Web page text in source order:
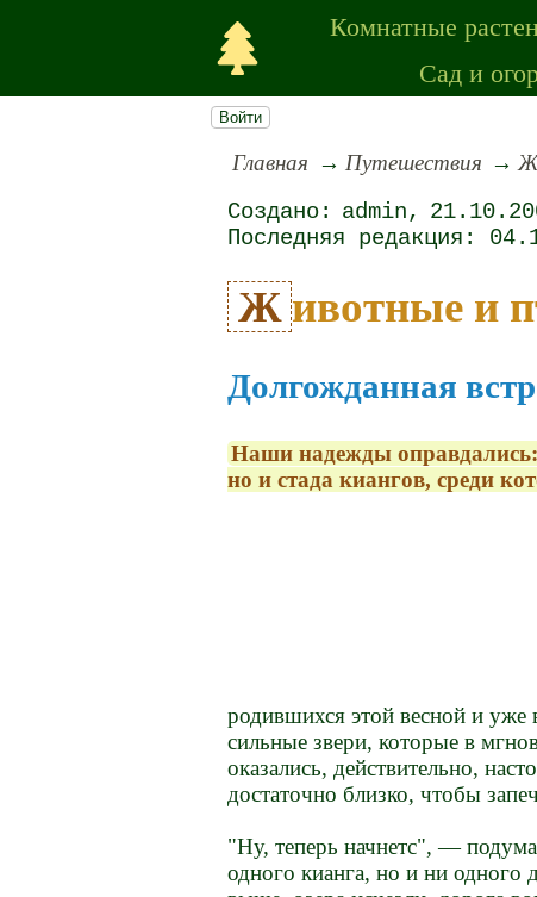
Комнатные
Сад и
Войти
Главная Путешествия
admin
Животные и
Долгожданная
Наши надежды
но и стада киангов, среди
родившихся этой весной и
сильные звери, которые в
оказались, действительно,
достаточно близко, чтобы
"Ну, теперь начнетс", —
одного кианга, но и ни одного